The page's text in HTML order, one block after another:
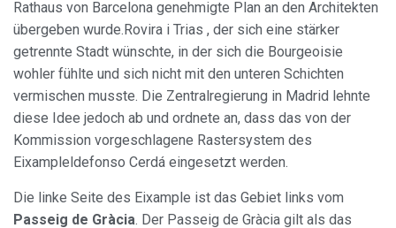
Rathaus von Barcelona genehmigte Plan an den Architekten
übergeben wurde.Rovira i Trias , der sich eine stärker
getrennte Stadt wünschte, in der sich die Bourgeoisie
wohler fühlte und sich nicht mit den unteren Schichten
vermischen musste. Die Zentralregierung in Madrid lehnte
diese Idee jedoch ab und ordnete an, dass das von der
Kommission vorgeschlagene Rastersystem des
Eixampleldefonso Cerdá eingesetzt werden.
Die linke Seite des Eixample ist das Gebiet links vom
Passeig de Gràcia. Der Passeig de Gràcia gilt als das